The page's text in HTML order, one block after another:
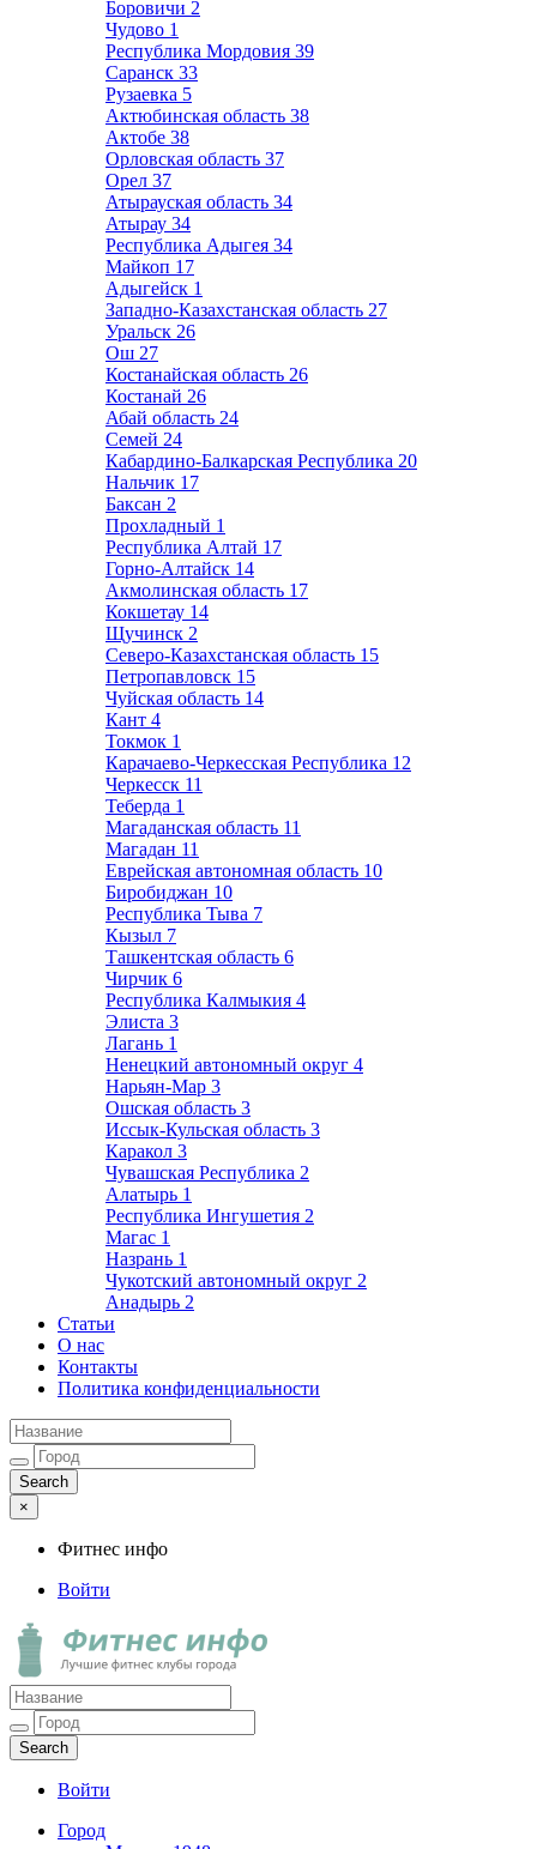
Боровичи 2
Чудово 1
Республика Мордовия 39
Саранск 33
Рузаевка 5
Актюбинская область 38
Актобе 38
Орловская область 37
Орел 37
Атырауская область 34
Атырау 34
Республика Адыгея 34
Майкоп 17
Адыгейск 1
Западно-Казахстанская область 27
Уральск 26
Ош 27
Костанайская область 26
Костанай 26
Абай область 24
Семей 24
Кабардино-Балкарская Республика 20
Нальчик 17
Баксан 2
Прохладный 1
Республика Алтай 17
Горно-Алтайск 14
Акмолинская область 17
Кокшетау 14
Щучинск 2
Северо-Казахстанская область 15
Петропавловск 15
Чуйская область 14
Кант 4
Токмок 1
Карачаево-Черкесская Республика 12
Черкесск 11
Теберда 1
Магаданская область 11
Магадан 11
Еврейская автономная область 10
Биробиджан 10
Республика Тыва 7
Кызыл 7
Ташкентская область 6
Чирчик 6
Республика Калмыкия 4
Элиста 3
Лагань 1
Ненецкий автономный округ 4
Нарьян-Мар 3
Ошская область 3
Иссык-Кульская область 3
Каракол 3
Чувашская Республика 2
Алатырь 1
Республика Ингушетия 2
Магас 1
Назрань 1
Чукотский автономный округ 2
Анадырь 2
Статьи
О нас
Контакты
Политика конфиденциальности
×
Фитнес инфо
Войти
Фитнес инфо
Лучшие фитнес клубы города
Войти
Город